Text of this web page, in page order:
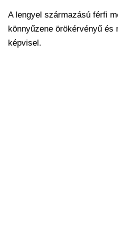
A lengyel származású férfi
könnyűzene örökérvényű
képvisel.